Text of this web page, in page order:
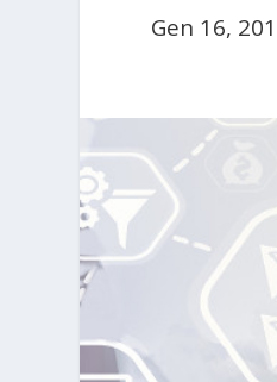
Gen 16,